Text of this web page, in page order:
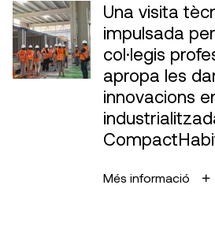
Una visita
impulsada
col·legis
apropa les
innovacions
Més informació